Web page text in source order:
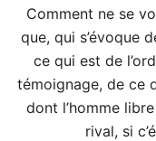
Comment ne se
que, qui s’évoque
ce qui est de
témoignage, de ce
dont l’homme
rival, si